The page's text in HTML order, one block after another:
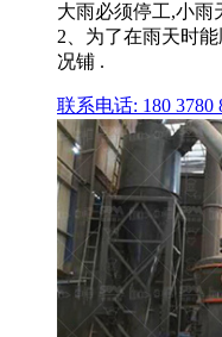
大雨必须停工,小雨
2、为了在雨天时
况铺 .
联系电话: 180 3780